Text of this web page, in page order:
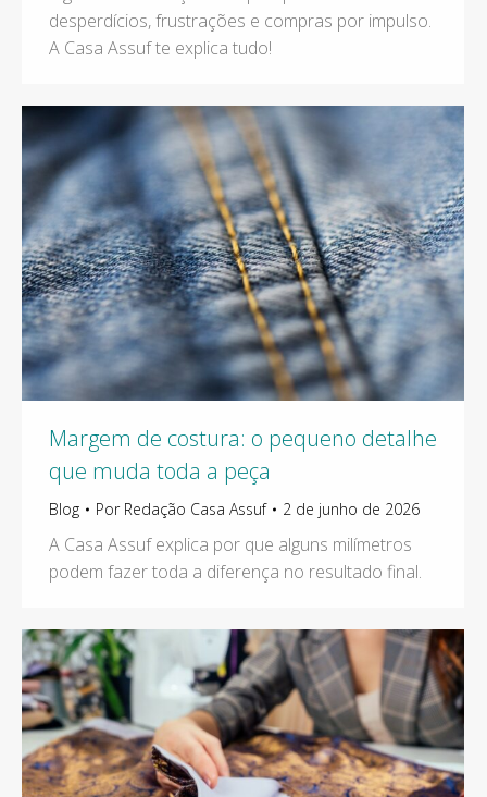
desperdícios, frustrações e compras por impulso.
A Casa Assuf te explica tudo!
Margem de costura: o pequeno detalhe
que muda toda a peça
Blog Por Redação Casa Assuf 2 de junho de 2026
A Casa Assuf explica por que alguns milímetros
podem fazer toda a diferença no resultado final.